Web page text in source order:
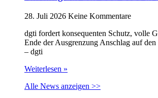
28. Juli 2026 Keine Kommentare
dgti fordert konsequenten Schutz, volle
Ende der Ausgrenzung Anschlag auf
– dgti
Weiterlesen »
Alle News anzeigen >>